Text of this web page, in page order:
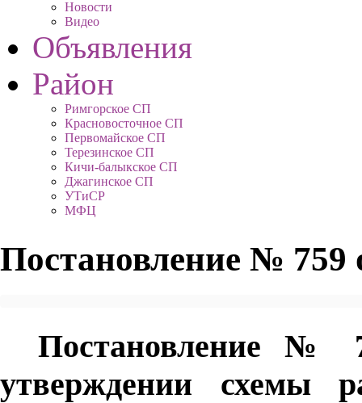
Новости
Видео
Объявления
Район
Римгорское СП
Красновосточное СП
Первомайское СП
Терезинское СП
Кичи-балыкское СП
Джагинское СП
УТиСР
МФЦ
Постановление № 759
Постановление №
утверждении схемы